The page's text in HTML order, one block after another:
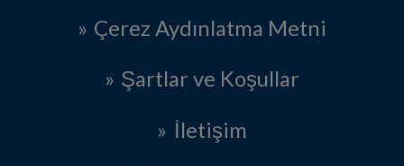
Çerez Aydınlatma Metni
Şartlar ve Koşullar
İletişim